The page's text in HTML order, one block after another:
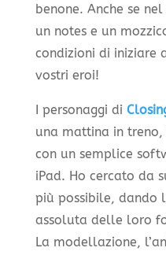
benone. Anche se
un notes e un
condizioni di iniziare
vostri eroi!
I personaggi di
una mattina in treno,
con un semplice
iPad. Ho cercato da
più possibile, dando
assoluta delle loro
La modellazione,